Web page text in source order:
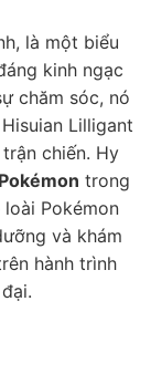
là một biểu
kinh ngạc
chăm sóc, nó
Lilligant
chiến. Hy
trong
Pokémon
và khám
hành trình